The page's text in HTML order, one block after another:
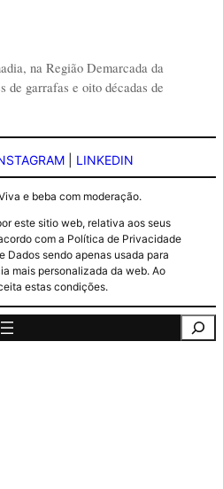
na Região Demarcada da
de garrafas e oito décadas de
LINKEDIN
e beba com moderação.
este sitio web, relativa aos seus
com a Política de Privacidade
Dados sendo apenas usada para
mais personalizada da web. Ao
estas condições.